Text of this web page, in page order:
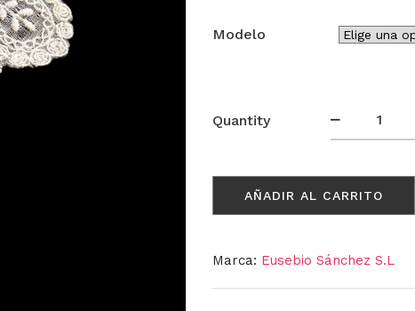
Modelo
Quantity
Muselina
Infanta
cantidad
AÑADIR AL CARRITO
Marca: Eusebio Sánchez S.L